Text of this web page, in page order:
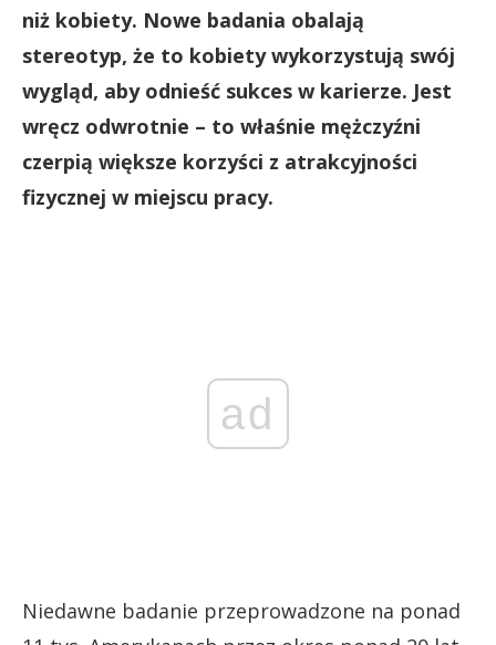
niż kobiety. Nowe badania obalają
stereotyp, że to kobiety wykorzystują swój
wygląd, aby odnieść sukces w karierze. Jest
wręcz odwrotnie – to właśnie mężczyźni
czerpią większe korzyści z atrakcyjności
fizycznej w miejscu pracy.
ad
Niedawne badanie przeprowadzone na ponad